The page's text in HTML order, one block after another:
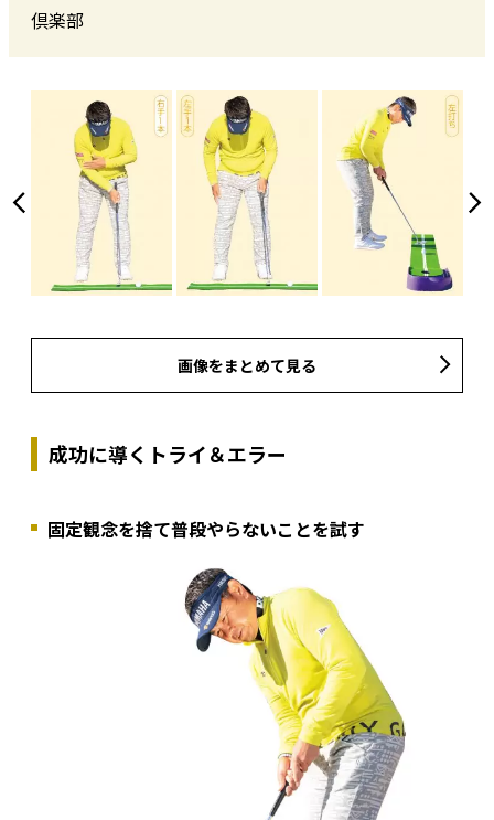
倶楽部
画像をまとめて見る
成功に導くトライ＆エラー
固定観念を捨て普段やらないことを試す